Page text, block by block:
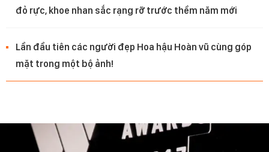
đỏ rực, khoe nhan sắc rạng rỡ trước thềm năm mới
Lần đầu tiên các người đẹp Hoa hậu Hoàn vũ cùng góp
mặt trong một bộ ảnh!